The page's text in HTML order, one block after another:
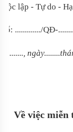
Độc lập - Tự do -
Số: ............./QĐ-
...........,
Về việc miễn